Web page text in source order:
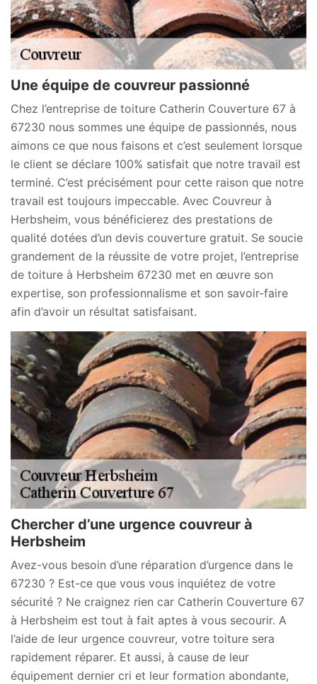
Une équipe de couvreur passionné
Chez l’entreprise de toiture Catherin Couverture 67 à
67230 nous sommes une équipe de passionnés, nous
aimons ce que nous faisons et c’est seulement lorsque
le client se déclare 100% satisfait que notre travail est
terminé. C’est précisément pour cette raison que notre
travail est toujours impeccable. Avec Couvreur à
Herbsheim, vous bénéficierez des prestations de
qualité dotées d’un devis couverture gratuit. Se soucie
grandement de la réussite de votre projet, l’entreprise
de toiture à Herbsheim 67230 met en œuvre son
expertise, son professionnalisme et son savoir-faire
afin d’avoir un résultat satisfaisant.
Chercher d’une urgence couvreur à
Herbsheim
Avez-vous besoin d’une réparation d’urgence dans le
67230 ? Est-ce que vous vous inquiétez de votre
sécurité ? Ne craignez rien car Catherin Couverture 67
à Herbsheim est tout à fait aptes à vous secourir. A
l’aide de leur urgence couvreur, votre toiture sera
rapidement réparer. Et aussi, à cause de leur
équipement dernier cri et leur formation abondante,